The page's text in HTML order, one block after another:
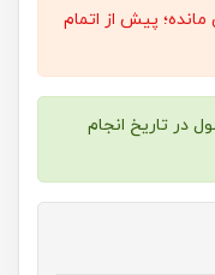
باقی مانده؛ پیش از اتمام
در تاریخ انجام